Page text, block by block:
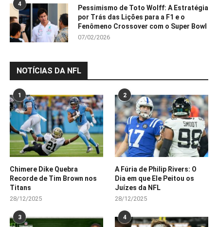
4
Pessimismo de Toto Wolff: A Estratégia
por Trás das Lições para a F1 e o
Fenômeno Crossover com o Super Bowl
07/02/2026
NOTÍCIAS DA NFL
1
Chimere Dike Quebra
Recorde de Tim Brown nos
Titans
28/12/2025
2
A Fúria de Philip Rivers: O
Dia em que Ele Peitou os
Juízes da NFL
28/12/2025
3 4